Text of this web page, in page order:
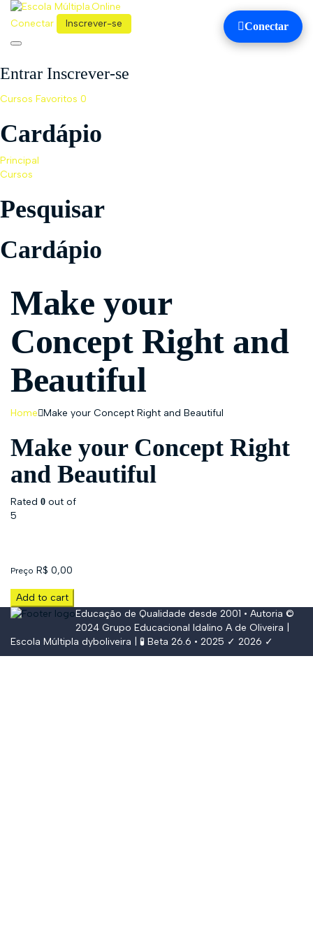
Conectar Inscrever-se
Toggle
Entrar Inscrever-se
Cursos Favoritos 0
Cardápio
Principal
Cursos
Pesquisar
Cardápio
Make your
Concept Right and
Beautiful
Home Make your Concept Right and Beautiful
Make your Concept Right
and Beautiful
Rated 0 out of
5
Preço R$ 0,00
Add to cart
Educação de Qualidade desde 2001 • Autoria ©
2024 Grupo Educacional Idalino A de Oliveira
Escola Múltipla dyboliveira | 🧪 Beta 26.6 • 2025 ✓ 2026 ✓
Conectar